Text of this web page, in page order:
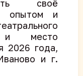
своё
опытом и
и место
2026 года,
и г.